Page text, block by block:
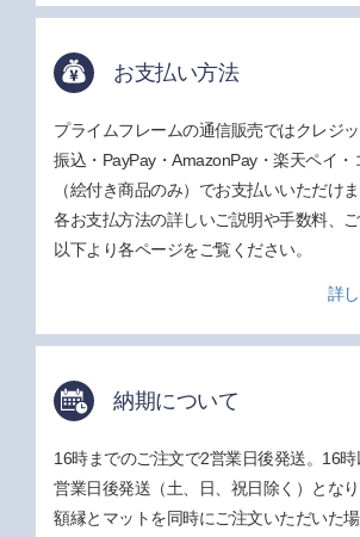
お支払い方法
プライムフレームの通信販売ではクレジ
振込・PayPay・AmazonPay・楽天ペイ・
（絵付き商品のみ）でお支払いいただけま
各お支払方法の詳しいご説明や手数料、ご
以下より各ページをご覧ください。
詳
納期について
16時までのご注文で2営業日後発送。16
営業日後発送（土、日、祝日除く）となり
額縁とマットを同時にご注文いただいた